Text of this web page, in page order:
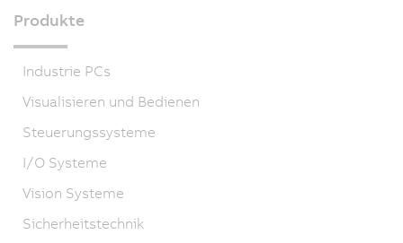
Produkte
Industrie PCs
Visualisieren und Bedienen
Steuerungssysteme
I/O Systeme
Vision Systeme
Sicherheitstechnik